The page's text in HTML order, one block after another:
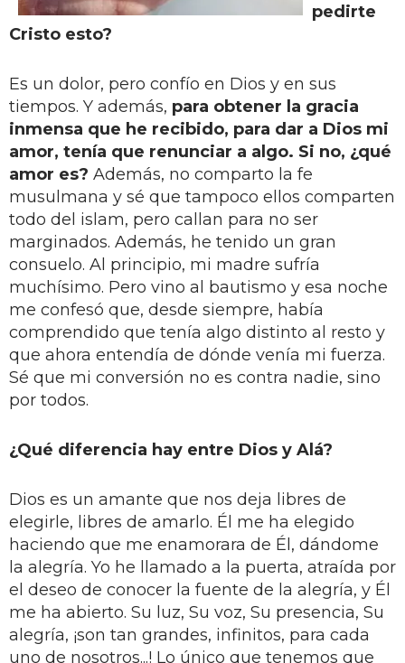
pedirte
Cristo esto?
Es un dolor, pero confío en Dios y en sus
tiempos. Y además, para obtener la gracia
inmensa que he recibido, para dar a Dios mi
amor, tenía que renunciar a algo. Si no, ¿qué
amor es? Además, no comparto la fe
musulmana y sé que tampoco ellos comparten
todo del islam, pero callan para no ser
marginados. Además, he tenido un gran
consuelo. Al principio, mi madre sufría
muchísimo. Pero vino al bautismo y esa noche
me confesó que, desde siempre, había
comprendido que tenía algo distinto al resto y
que ahora entendía de dónde venía mi fuerza.
Sé que mi conversión no es contra nadie, sino
por todos.
¿Qué diferencia hay entre Dios y Alá?
Dios es un amante que nos deja libres de
elegirle, libres de amarlo. Él me ha elegido
haciendo que me enamorara de Él, dándome
la alegría. Yo he llamado a la puerta, atraída por
el deseo de conocer la fuente de la alegría, y Él
me ha abierto. Su luz, Su voz, Su presencia, Su
alegría, ¡son tan grandes, infinitos, para cada
uno de nosotros...! Lo único que tenemos que